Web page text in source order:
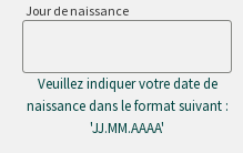
Jour de naissance
Veuillez indiquer votre date de
naissance dans le format suivant :
'JJ.MM.AAAA'